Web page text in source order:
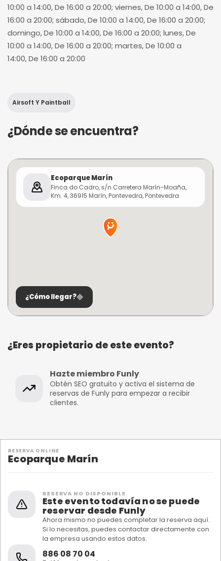
10:00 a 14:00, De 16:00 a 20:00; viernes, De 10:00 a 14:00, De
16:00 a 20:00; sábado, De 10:00 a 14:00, De 16:00 a 20:00;
domingo, De 10:00 a 14:00, De 16:00 a 20:00; lunes, De
10:00 a 14:00, De 16:00 a 20:00; martes, De 10:00 a
14:00, De 16:00 a 20:00
Airsoft Y Paintball
¿Dónde se encuentra?
Ecoparque Marín
Finca do Cadro, s/n Carretera Marín-Moaña,
Km. 4, 36915 Marín, Pontevedra, Pontevedra
¿Cómo llegar?
¿Eres propietario de este evento?
Hazte miembro Funly
Obtén SEO gratuito y activa el sistema de
reservas de Funly para empezar a recibir
clientes.
RESERVA ONLINE
Ecoparque Marín
RESERVA NO DISPONIBLE
Este evento todavía no se puede
reservar desde Funly
Ahora mismo no puedes completar la reserva aquí.
Si lo necesitas, puedes contactar directamente con
la empresa usando estos datos.
886 08 70 04